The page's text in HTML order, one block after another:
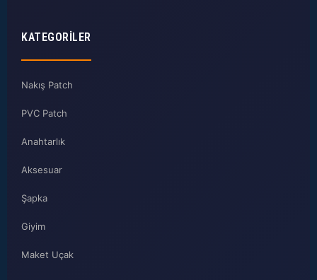
KATEGORILER
Nakış Patch
PVC Patch
Anahtarlık
Aksesuar
Şapka
Giyim
Maket Uçak